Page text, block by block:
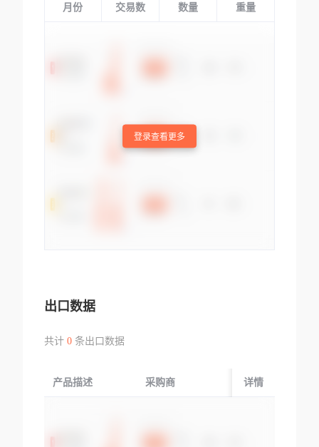
月份 交易数 数量 重量
登录查看更多
出口数据
共计 0条出口数据
产品描述 采购商 起运国/地区
详情